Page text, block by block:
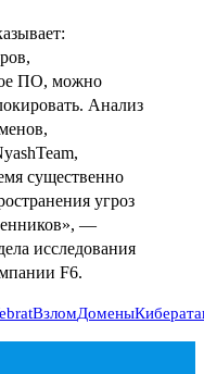
ПО, можно
Анализ
существенно
угроз
—
исследования
F6.
ВзломДомены